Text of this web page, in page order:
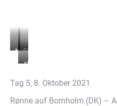
Nebel
kommt
Fähre
taucht
aus
Nichts
Abendstimmung
Tag 5, 8. Oktober 2021
Rønne auf Bornholm (DK) –